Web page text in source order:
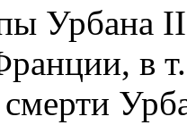
Урбана
в